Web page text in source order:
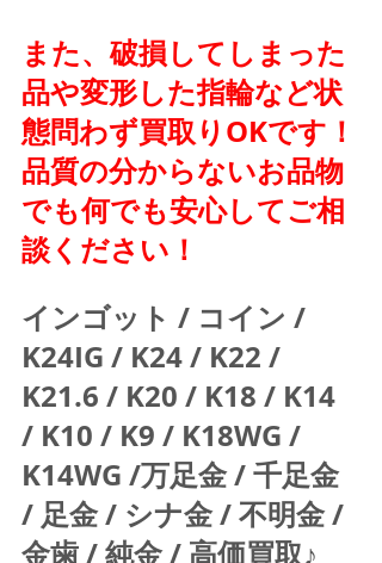
また、破損してしまった
品や変形した指輪など状
態問わず買取りOKです！
品質の分からないお品物
でも何でも安心してご相
談ください！
インゴット / コイン /
K24IG / K24 / K22 /
K21.6 / K20 / K18 / K14
/ K10 / K9 / K18WG /
K14WG /万足金 / 千足金
/ 足金 / シナ金 / 不明金 /
金歯 / 純金 / 高価買取♪